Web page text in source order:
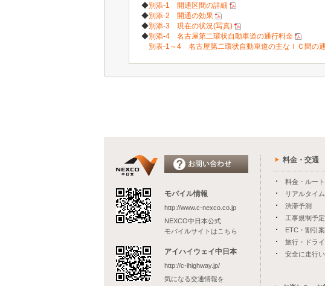
◆別添-1 開通区間の詳細
◆別添-2 開通の効果
◆別添-3 現在の状況(写真)
◆別添-4 名古屋第二環状自動車道の通行料金
別表-1～4 名古屋第二環状自動車道の主なＩＣ間の
モバイル情報
http://www.c-nexco.co.jp
NEXCO中日本公式
モバイルサイトはこちら
アイハイウェイ中日本
http://c-ihighway.jp/
気になる交通情報を
料金・交通
料金・ルー
リアルタイ
渋滞予測
工事規制予定
ETC・割引
旅行・ドラ
安全に走行